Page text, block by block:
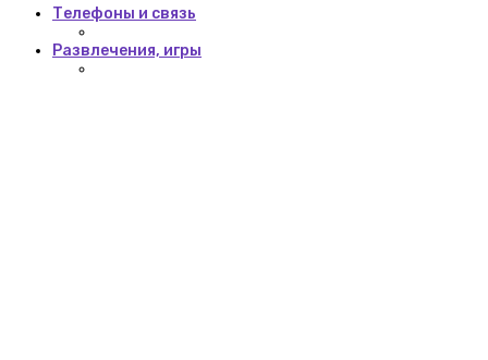
Телефоны и связь
Развлечения, игры